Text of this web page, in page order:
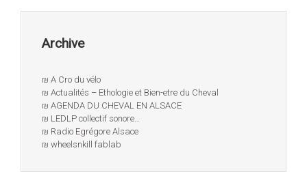
Archive
₪ A Cro du vélo
₪ Actualités – Ethologie et Bien-etre du Cheval
₪ AGENDA DU CHEVAL EN ALSACE
₪ LEDLP collectif sonore…
₪ Radio Egrégore Alsace
₪ wheelsnkill fablab